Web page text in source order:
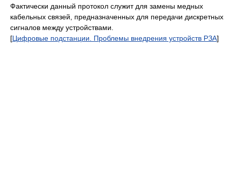
Фактически данный протокол служит для замены медных
кабельных связей, предназначенных для передачи дискретных
сигналов между устройствами.
[Цифровые подстанции. Проблемы внедрения устройств РЗА]